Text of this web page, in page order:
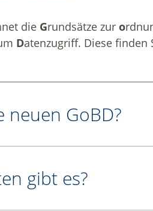
die Grundsätze zur o
Datenzugriff. Diese finden
neuen GoBD?
gibt es?